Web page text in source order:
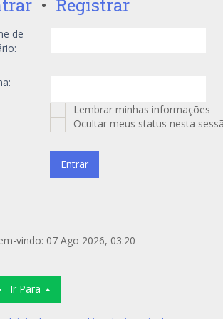
• Registrar
de
Lembrar minhas informações
Ocultar meus status nesta
vindo: 07 Ago 2026, 03:20
Ir Para